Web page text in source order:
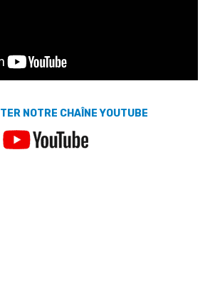
NOTRE CHAÎNE YOUTUBE